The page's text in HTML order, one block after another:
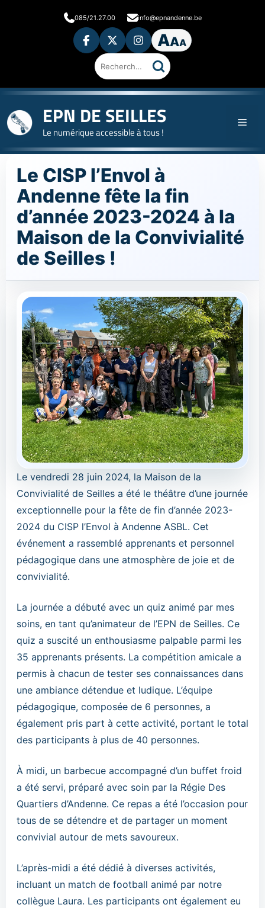
085/21.27.00 info@epnandenne.be
AAA
Ouvrir
les
Rechercher
sur
le
EPN DE SEILLES
Le numérique accessible à tous !
Le CISP l’Envol à
Andenne fête la fin
d’année 2023-2024 à la
Maison de la Convivialité
de Seilles !
Le vendredi 28 juin 2024, la Maison de la
Convivialité de Seilles a été le théâtre d’une journée
exceptionnelle pour la fête de fin d’année 2023-
2024 du CISP l’Envol à Andenne ASBL. Cet
événement a rassemblé apprenants et personnel
pédagogique dans une atmosphère de joie et de
convivialité.
La journée a débuté avec un quiz animé par mes
soins, en tant qu’animateur de l’EPN de Seilles. Ce
quiz a suscité un enthousiasme palpable parmi les
35 apprenants présents. La compétition amicale a
permis à chacun de tester ses connaissances dans
une ambiance détendue et ludique. L’équipe
pédagogique, composée de 6 personnes, a
également pris part à cette activité, portant le total
des participants à plus de 40 personnes.
À midi, un barbecue accompagné d’un buffet froid
a été servi, préparé avec soin par la Régie Des
Quartiers d’Andenne. Ce repas a été l’occasion pour
tous de se détendre et de partager un moment
convivial autour de mets savoureux.
L’après-midi a été dédié à diverses activités,
incluant un match de football animé par notre
collègue Laura. Les participants ont également eu